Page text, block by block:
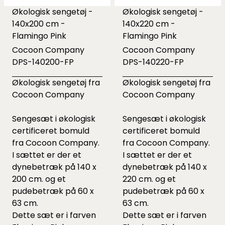
Økologisk sengetøj -
140x200 cm -
Flamingo Pink
Cocoon Company
DPS-140200-FP
Økologisk sengetøj fra
Cocoon Company
Sengesæt i økologisk
certificeret bomuld
fra Cocoon Company.
I sættet er der et
dynebetræk på 140 x
200 cm. og et
pudebetræk på 60 x
63 cm.
Dette sæt er i farven
Økologisk sengetøj -
140x220 cm -
Flamingo Pink
Cocoon Company
DPS-140220-FP
Økologisk sengetøj fra
Cocoon Company
Sengesæt i økologisk
certificeret bomuld
fra Cocoon Company.
I sættet er der et
dynebetræk på 140 x
220 cm. og et
pudebetræk på 60 x
63 cm.
Dette sæt er i farven